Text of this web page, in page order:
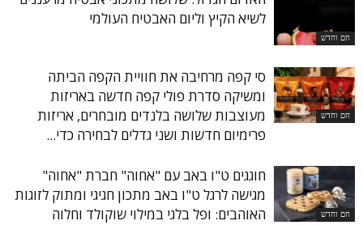
חם וחדש
לשיא הקיץ וליום האבטיח העולמי
חם וחדש
סי קפה מרחיבה את חוויית הקפה הביתה
ומשיקה סדרת פולי קפה חדשה באריזות
מעוצבות שלושה בלנדים מובחרים, אריזות
פרימיום חדשות ושני גדלים לבחירה כדי...
חם וחדש
חוגגים ט"ו באב עם "אחוה" חברת "אחוה"
מגישה לרגל ט"ו באב מתכון חגיגי ומתוק לזוגות
האוהבים: ופל בלגי במילוי שוקולד וחלוה